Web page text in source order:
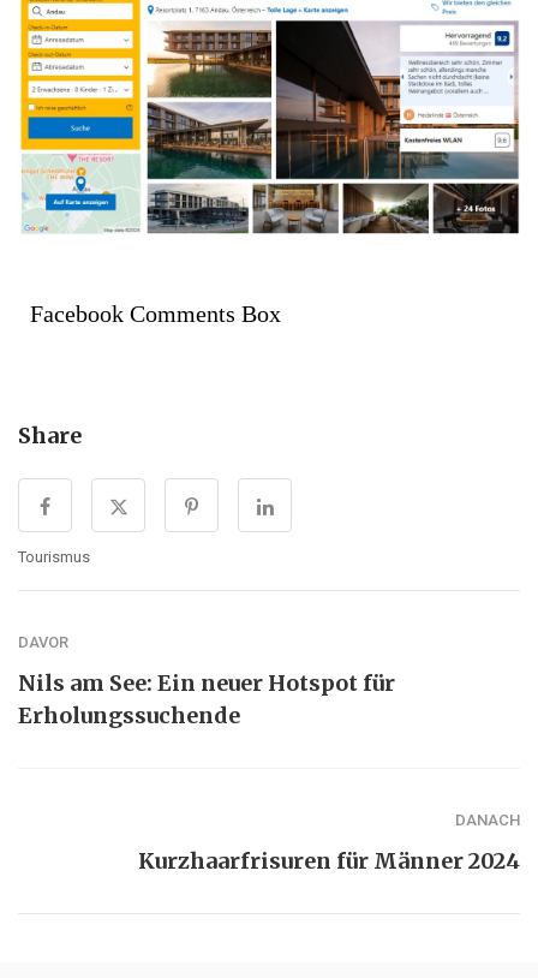
Facebook Comments Box
Share
Tourismus
DAVOR
Nils am See: Ein neuer Hotspot für
Erholungssuchende
DANACH
Kurzhaarfrisuren für Männer 2024